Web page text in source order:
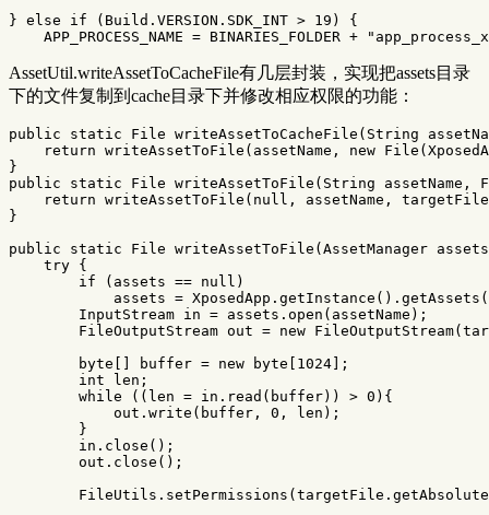
} else if ( Build . VERSION . SDK_INT > 19 )
{
APP_PROCESS_NAME = BINARIES_FOLDER +
AssetUtil.writeAssetToCacheFile有几层封装，实现把assets目录
下的文件复制到cache目录下并修改相应权限的功能：
public static File writeAssetToCacheFile ( String
return writeAssetToFile ( assetName , new File (
}
public
static File writeAssetToFile ( String assetName ,
return writeAssetToFile ( null , assetName ,
targetFile
}
public
static File writeAssetToFile ( AssetManager assets
try {
if
( assets == null )
assets = XposedApp . getInstance (). getAssets
InputStream in = assets . open ( assetName );
FileOutputStream out = new FileOutputStream(
byte
buffer = new byte 1024 ];
int
len ;
while
(( len = in . read ( buffer)) > 0 ){
out . write ( buffer , 0 , len );
}
in . close ();
out . close ();
FileUtils . setPermissions ( targetFile .